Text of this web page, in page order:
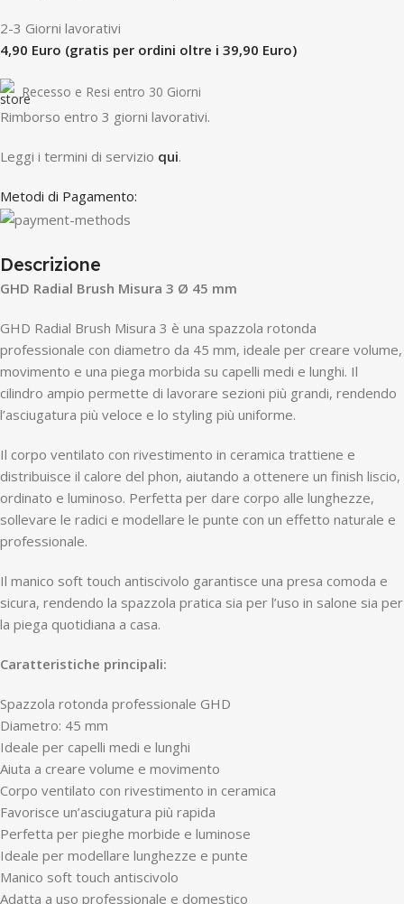
2-3 Giorni lavorativi
4,90 Euro (gratis per ordini oltre i 39,90 Euro)
Recesso e Resi entro 30 Giorni
Rimborso entro 3 giorni lavorativi.
Leggi i termini di servizio qui.
Metodi di Pagamento:
Descrizione
GHD Radial Brush Misura 3 Ø 45 mm
GHD Radial Brush Misura 3 è una spazzola rotonda
professionale con diametro da 45 mm, ideale per creare volume,
movimento e una piega morbida su capelli medi e lunghi. Il
cilindro ampio permette di lavorare sezioni più grandi, rendendo
l’asciugatura più veloce e lo styling più uniforme.
Il corpo ventilato con rivestimento in ceramica trattiene e
distribuisce il calore del phon, aiutando a ottenere un finish liscio,
ordinato e luminoso. Perfetta per dare corpo alle lunghezze,
sollevare le radici e modellare le punte con un effetto naturale e
professionale.
Il manico soft touch antiscivolo garantisce una presa comoda e
sicura, rendendo la spazzola pratica sia per l’uso in salone sia per
la piega quotidiana a casa.
Caratteristiche principali:
Spazzola rotonda professionale GHD
Diametro: 45 mm
Ideale per capelli medi e lunghi
Aiuta a creare volume e movimento
Corpo ventilato con rivestimento in ceramica
Favorisce un’asciugatura più rapida
Perfetta per pieghe morbide e luminose
Ideale per modellare lunghezze e punte
Manico soft touch antiscivolo
Adatta a uso professionale e domestico